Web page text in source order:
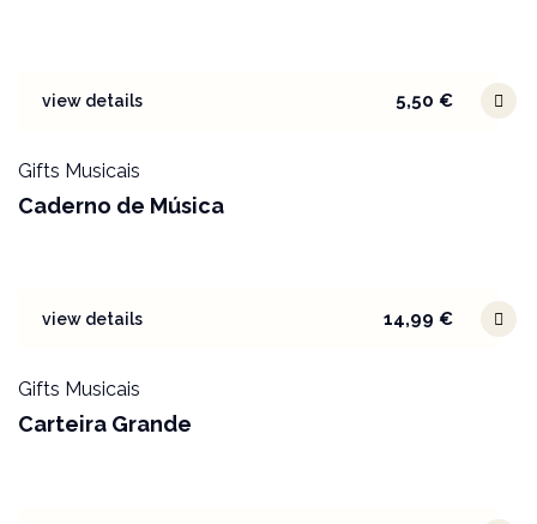
view details 5,50 €
Gifts Musicais
Caderno de Música
view details 14,99 €
Gifts Musicais
Carteira Grande